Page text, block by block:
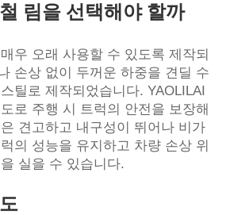
림을 선택해야 할까
우 오래 사용할 수 있도록 제작되
손상 없이 두꺼운 하중을 견딜 수
틸로 제작되었습니다. YAOLILAI
로 주행 시 트럭의 안전을 보장해
견고하고 내구성이 뛰어나 비가
의 성능을 유지하고 차량 손상 위
실을 수 있습니다.